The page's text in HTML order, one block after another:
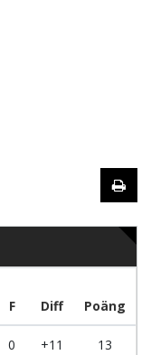
F Diff Poäng
0 +11 13